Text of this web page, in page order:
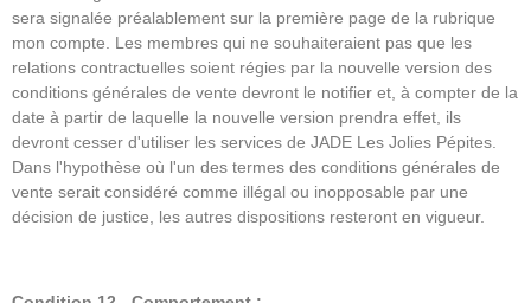
sera signalée préalablement sur la première page de la rubrique
mon compte. Les membres qui ne souhaiteraient pas que les
relations contractuelles soient régies par la nouvelle version des
conditions générales de vente devront le notifier et, à compter de la
date à partir de laquelle la nouvelle version prendra effet, ils
devront cesser d'utiliser les services de JADE Les Jolies Pépites.
Dans l'hypothèse où l'un des termes des conditions générales de
vente serait considéré comme illégal ou inopposable par une
décision de justice, les autres dispositions resteront en vigueur.